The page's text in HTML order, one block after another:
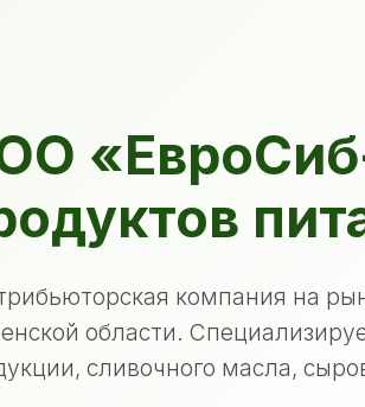
компания на
области.
сливочного масла,